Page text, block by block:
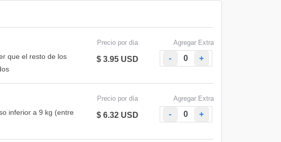
que el resto de los
Precio por día
$ 3.95 USD
Agregar Extra
- +
inferior a 9 kg (entre
Precio por día
$ 6.32 USD
Agregar Extra
- +